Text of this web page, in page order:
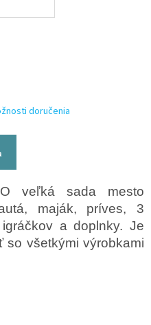
doručenia
veľká sada mesto
maják, príves, 3
a doplnky. Je
so všetkými výrobkami